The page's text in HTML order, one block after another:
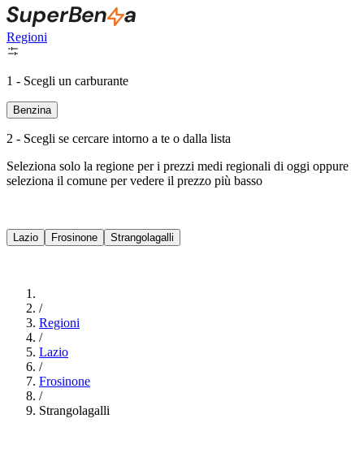
Regioni
1 - Scegli un carburante
Benzina
2 - Scegli se cercare intorno a te o dalla lista
Seleziona solo la regione per i prezzi medi regionali di oggi oppure
seleziona il comune per vedere il prezzo più basso
Lazio Frosinone Strangolagalli
/
Regioni
/
Lazio
/
Frosinone
/
Strangolagalli